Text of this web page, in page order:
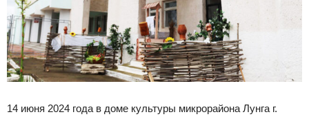
14 июня 2024 года в доме культуры микрорайона Лунга г.